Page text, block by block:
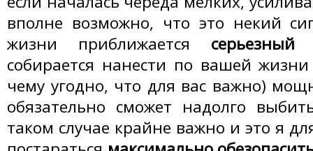
вполне возможно, что это некий
жизни приближается
собирается нанести по вашей жизни
чему угодно, что для вас важно)
обязательно сможет надолго
таком случае крайне важно и это я